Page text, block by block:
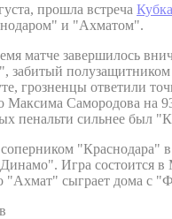
прошла встреча
и "Ахматом".
матче завершилось
забитый
грозненцы ответили
Максима Самородова на
пенальти сильнее был
"Краснодара" в
Игра состоится в
"Ахмат" сыграет дома с